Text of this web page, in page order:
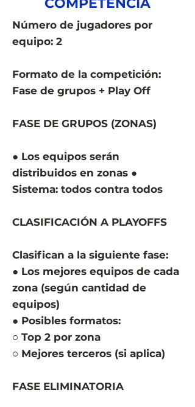
COMPETENCIA
Número de jugadores por
equipo: 2
Formato de la competición:
Fase de grupos + Play Off
FASE DE GRUPOS (ZONAS)
● Los equipos serán
distribuidos en zonas ●
Sistema: todos contra todos
CLASIFICACIÓN A PLAYOFFS
Clasifican a la siguiente fase:
● Los mejores equipos de cada
zona (según cantidad de
equipos)
● Posibles formatos:
○ Top 2 por zona
○ Mejores terceros (si aplica)
FASE ELIMINATORIA